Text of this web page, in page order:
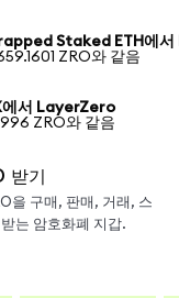
Staked ETH에
ZRO와 같음
서 LayerZero
ZRO와 같음
받기
을 구매, 판매, 거래, 스
는 암호화폐 지갑.